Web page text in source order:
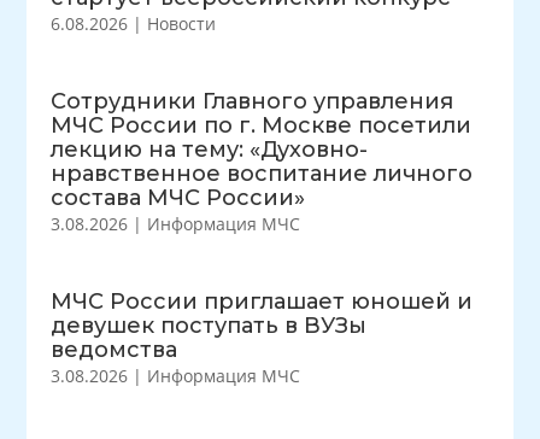
6.08.2026 | Новости
Сотрудники Главного управления
МЧС России по г. Москве посетили
лекцию на тему: «Духовно-
нравственное воспитание личного
состава МЧС России»
3.08.2026 | Информация МЧС
МЧС России приглашает юношей и
девушек поступать в ВУЗы
ведомства
3.08.2026 | Информация МЧС